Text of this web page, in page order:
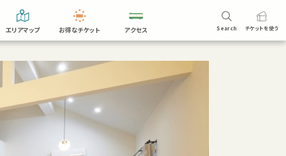
エリアマップ お得なチケット アクセス Search チケットを使う